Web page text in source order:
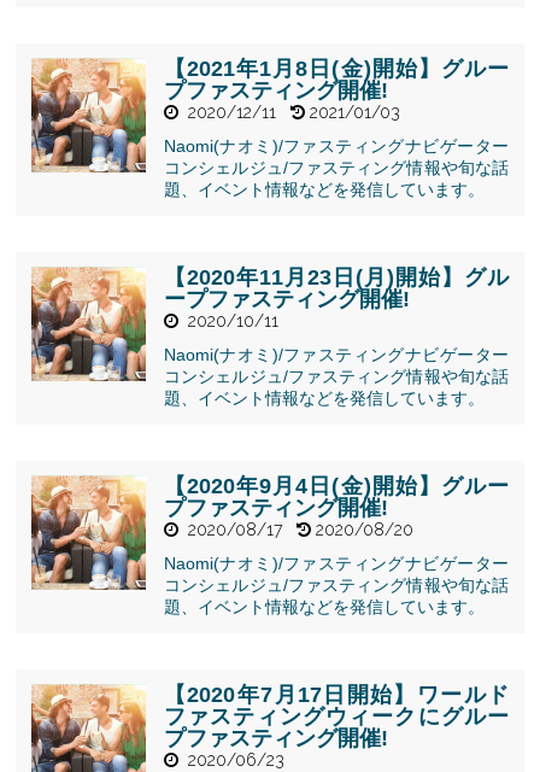
ング開催!">
ング開催!">
【2021年1月8日(金)開始】グルー
プファスティング開催!
2020/12/11
2021/01/03
Naomi(ナオミ)/ファスティングナビゲーター
コンシェルジュ/ファスティング情報や旬な話
題、イベント情報などを発信しています。
ティング開
催!">
【2020年11月23日(月)開始】グル
ープファスティング開催!
2020/10/11
Naomi(ナオミ)/ファスティングナビゲーター
コンシェルジュ/ファスティング情報や旬な話
題、イベント情報などを発信しています。
ング開催!">
【2020年9月4日(金)開始】グルー
プファスティング開催!
2020/08/17
2020/08/20
Naomi(ナオミ)/ファスティングナビゲーター
コンシェルジュ/ファスティング情報や旬な話
題、イベント情報などを発信しています。
【2020年7月17日開始】ワールド
ファスティングウィークにグルー
プファスティング開催!
2020/06/23